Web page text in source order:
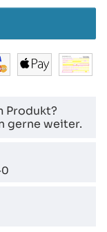
Produkt?
gerne weiter.
0